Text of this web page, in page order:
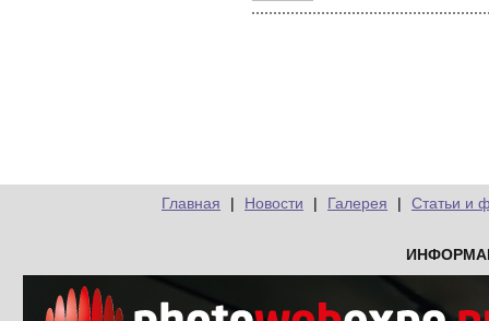
Главная | Новости | Галерея | Статьи и